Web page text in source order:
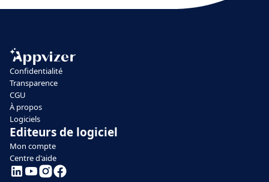
Confidentialité
Transparence
CGU
À propos
Logiciels
Editeurs de logiciel
Mon compte
Centre d'aide